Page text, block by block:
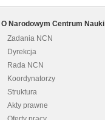
O Narodowym Centrum Nauki
Zadania NCN
Dyrekcja
Rada NCN
Koordynatorzy
Struktura
Akty prawne